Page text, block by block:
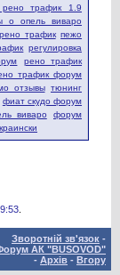
трафик 1.9
о опель виваро
трафик пежо
регулировка
рено трафик
трафик форум
отзывы тюнинг
фиат скудо форум
виваро
форум
.
Зворотній зв'язок -
АК "BUSOVOD"
- Архів - Вгору